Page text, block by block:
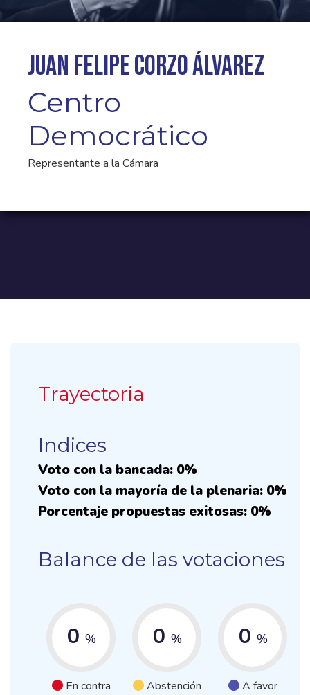
Juan Felipe Corzo Álvarez
Centro
Democrático
Representante a la Cámara
Trayectoria
Indices
Voto con la bancada: 0%
Voto con la mayoría de la plenaria: 0%
Porcentaje propuestas exitosas: 0%
Balance de las votaciones
0 %
En contra
0 %
Abstención
0 %
A favor